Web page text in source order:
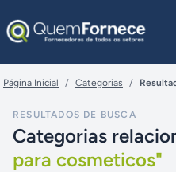
Página Inicial / Categorias /
RESULTADOS DE BUSCA
Categorias
para cosmeticos"